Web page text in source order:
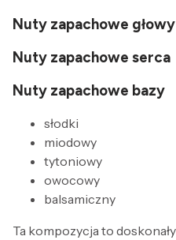
Nuty zapachowe głowy
Nuty zapachowe serca
Nuty zapachowe bazy
słodki
miodowy
tytoniowy
owocowy
balsamiczny
Ta kompozycja to